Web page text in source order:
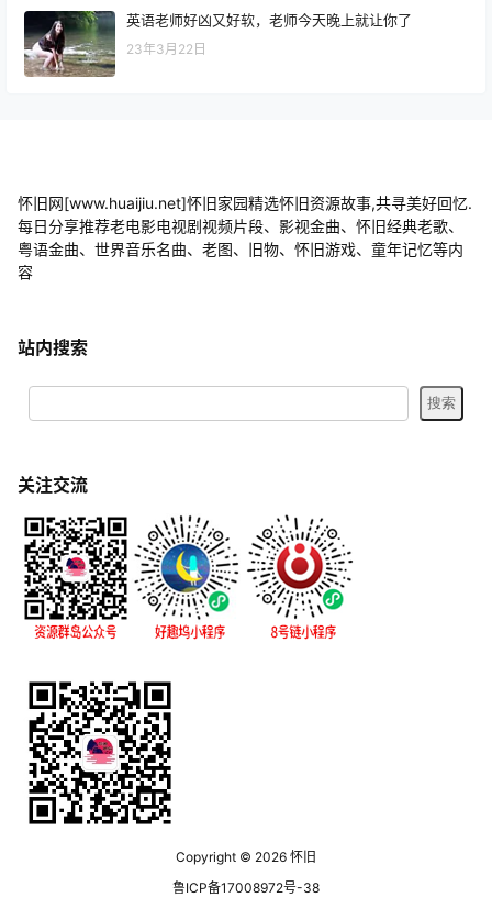
英语老师好凶又好软，老师今天晚上就让你了
23年3月22日
怀旧网[www.huaijiu.net]怀旧家园精选怀旧资源故事,共寻美好回忆.
每日分享推荐老电影电视剧视频片段、影视金曲、怀旧经典老歌、
粤语金曲、世界音乐名曲、老图、旧物、怀旧游戏、童年记忆等内
容
站内搜索
关注交流
Copyright © 2026 怀旧
鲁ICP备17008972号-38